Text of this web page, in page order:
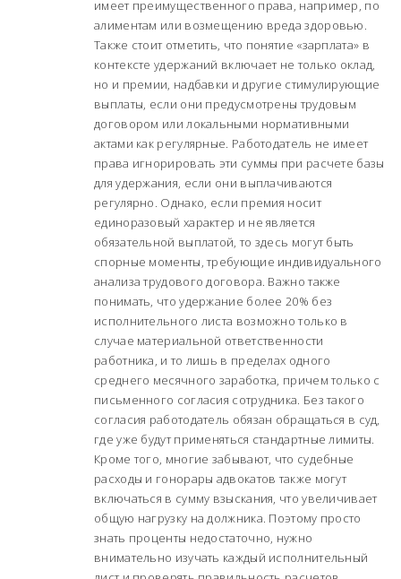
имеет преимущественного права, например, по
алиментам или возмещению вреда здоровью.
Также стоит отметить, что понятие «зарплата» в
контексте удержаний включает не только оклад,
но и премии, надбавки и другие стимулирующие
выплаты, если они предусмотрены трудовым
договором или локальными нормативными
актами как регулярные. Работодатель не имеет
права игнорировать эти суммы при расчете базы
для удержания, если они выплачиваются
регулярно. Однако, если премия носит
единоразовый характер и не является
обязательной выплатой, то здесь могут быть
спорные моменты, требующие индивидуального
анализа трудового договора. Важно также
понимать, что удержание более 20% без
исполнительного листа возможно только в
случае материальной ответственности
работника, и то лишь в пределах одного
среднего месячного заработка, причем только с
письменного согласия сотрудника. Без такого
согласия работодатель обязан обращаться в суд,
где уже будут применяться стандартные лимиты.
Кроме того, многие забывают, что судебные
расходы и гонорары адвокатов также могут
включаться в сумму взыскания, что увеличивает
общую нагрузку на должника. Поэтому просто
знать проценты недостаточно, нужно
внимательно изучать каждый исполнительный